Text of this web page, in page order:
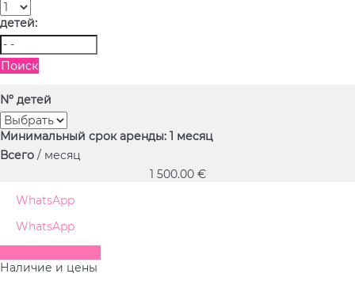
детей:
Поиск
Nº детей
Минимальный срок аренды: 1 месяц
Всего / месяц
1 500.00 €
WhatsApp
WhatsApp
Наличие и цены